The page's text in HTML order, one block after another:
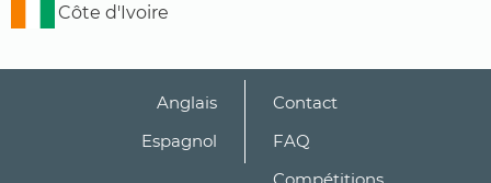
Côte d'Ivoire
Anglais
Espagnol
Contact
FAQ
Compétitions